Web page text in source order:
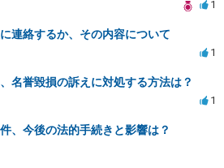
1
連絡するか、その内容について
1
名誉毀損の訴えに対処する方法は？
1
、今後の法的手続きと影響は？